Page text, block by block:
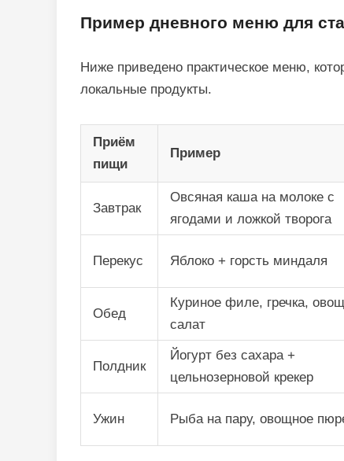
Пример дневного меню для
Ниже приведено практическое меню,
локальные продукты.
Приём
пищи
Пример
Завтрак
Овсяная каша на молоке с
ягодами и ложкой творога
Перекус Яблоко + горсть миндаля
Обед
Куриное филе, гречка,
салат
Полдник
Йогурт без сахара +
цельнозерновой крекер
Ужин Рыба на пару, овощное